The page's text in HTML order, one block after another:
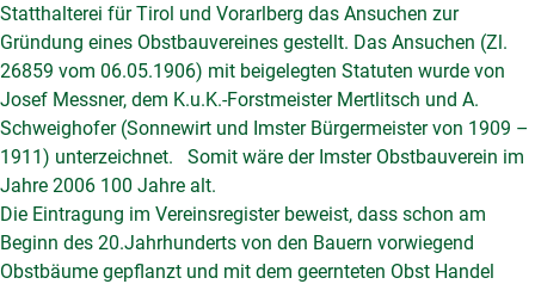
Statthalterei für Tirol und Vorarlberg das Ansuchen zur
Gründung eines Obstbauvereines gestellt. Das Ansuchen (Zl.
26859 vom 06.05.1906) mit beigelegten Statuten wurde von
Josef Messner, dem K.u.K.-Forstmeister Mertlitsch und A.
Schweighofer (Sonnewirt und Imster Bürgermeister von 1909 –
1911) unterzeichnet. Somit wäre der Imster Obstbauverein im
Jahre 2006 100 Jahre alt.
Die Eintragung im Vereinsregister beweist, dass schon am
Beginn des 20.Jahrhunderts von den Bauern vorwiegend
Obstbäume gepflanzt und mit dem geernteten Obst Handel